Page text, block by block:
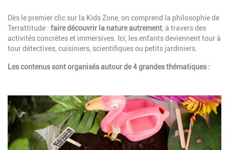
Description
Dès le premier clic sur la Kids Zone, on comprend la philosophie de
Terrattitude : faire découvrir la nature autrement , à travers des
activités concrètes et immersives. Ici, les enfants deviennent tour à
tour détectives, cuisiniers, scientifiques ou petits jardiniers.
Les contenus sont organisés autour de 4 grandes thématiques :
Image